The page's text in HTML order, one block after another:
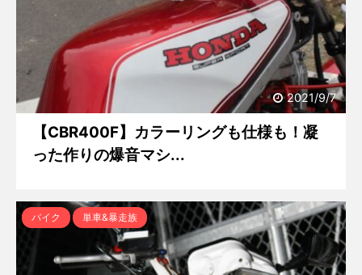
2021/9/7
【CBR400F】カラーリングも仕様も！凝
った作りの爆音マシ...
バイク 単車&暴走族